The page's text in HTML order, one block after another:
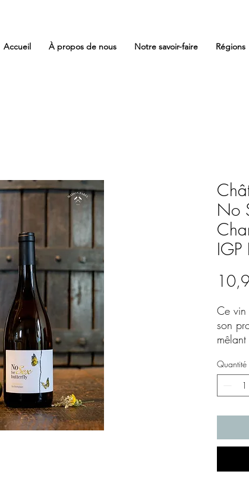
Accueil À propos de nous Notre savoir-faire Régions
No
IGP
Ce vin
son
du
en
Quantité